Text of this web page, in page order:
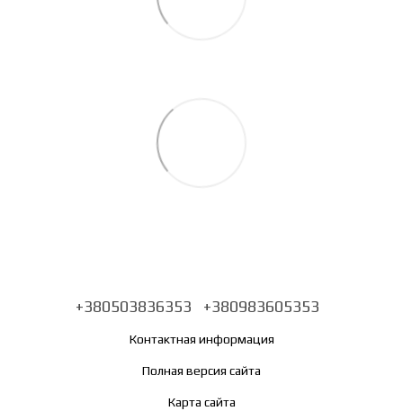
+380503836353 +380983605353
Контактная информация
Полная версия сайта
Карта сайта